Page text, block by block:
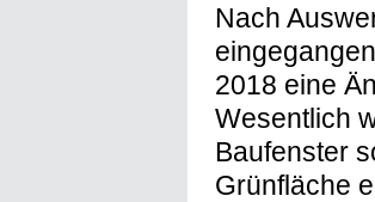
Nach
2018 eine
Wesentlich
Baufenster
Grünfläche